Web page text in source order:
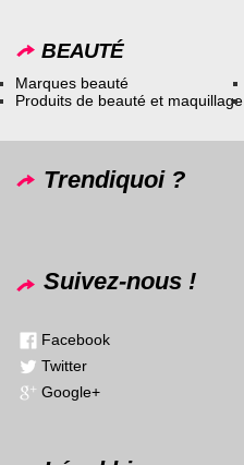
BEAUTÉ
Marques beauté
Produits de beauté et maquillage
Trendiquoi ?
Suivez-nous !
Facebook
Twitter
Google+